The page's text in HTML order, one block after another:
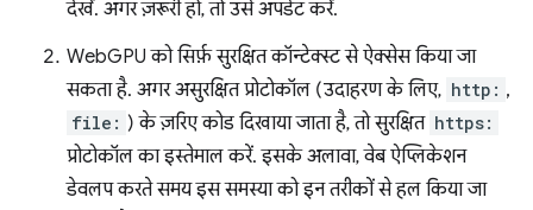
देखें. अगर ज़रूरी हो, तो उसे अपडेट करें.
WebGPU को सिर्फ़ सुरक्षित कॉन्टेक्स्ट से ऐक्सेस किया जा
सकता है. अगर असुरक्षित प्रोटोकॉल (उदाहरण के लिए, http: ,
file: ) के ज़रिए कोड दिखाया जाता है, तो सुरक्षित https:
प्रोटोकॉल का इस्तेमाल करें. इसके अलावा, वेब ऐप्लिकेशन
डेवलप करते समय इस समस्या को इन तरीकों से हल किया जा